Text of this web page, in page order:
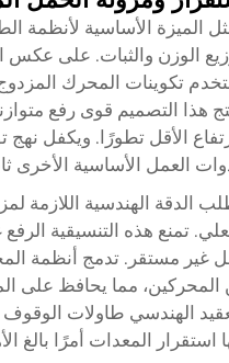
الميزة الأساسية لأنظمة
الوزن والثبات. على عكس
تكوينات المحرك
هذا التصميم قوى رفع
الأقل تطورًا. ويكفل
العمل الأساسية الأخرى
الدقة الهندسية
تمنع هذه التنسيقية
غير مستقر. تدمج أنظمة
المحركين، مما يحافظ على
الهندسي طاولات
استقرار المعدات أمرًا بالغ